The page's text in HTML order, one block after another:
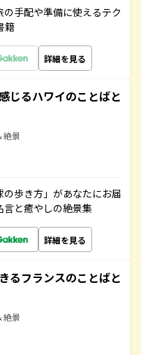
手配や準備に使えるテク
籍
詳細を見る
じるハワイのことばと
絶景
歩き方」があなたにお届
と癒やしの絶景集
詳細を見る
るフランスのことばと
絶景